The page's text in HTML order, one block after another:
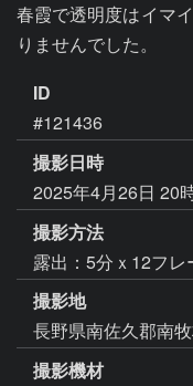
春霞で透明度はイマ
りませんでした。
ID
#121436
撮影日時
2025年4月26日 20
撮影方法
露出：5分ｘ12フレ
撮影地
長野県南佐久郡南
撮影機材